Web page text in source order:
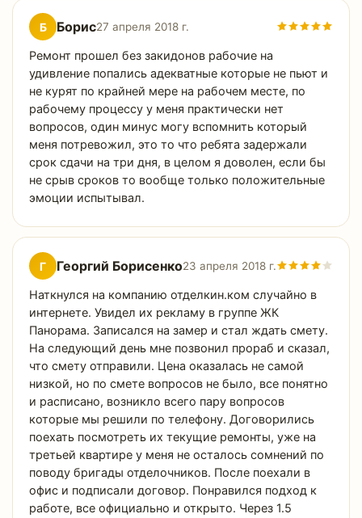
Б Борис27 апреля 2018 г.
Ремонт прошел без закидонов рабочие на
удивление попались адекватные которые не пьют и
не курят по крайней мере на рабочем месте, по
рабочему процессу у меня практически нет
вопросов, один минус могу вспомнить который
меня потревожил, это то что ребята задержали
срок сдачи на три дня, в целом я доволен, если бы
не срыв сроков то вообще только положительные
эмоции испытывал.
Г Георгий Борисенко23 апреля 2018 г.
Наткнулся на компанию отделкин.ком случайно в
интернете. Увидел их рекламу в группе ЖК
Панорама. Записался на замер и стал ждать смету.
На следующий день мне позвонил прораб и сказал,
что смету отправили. Цена оказалась не самой
низкой, но по смете вопросов не было, все понятно
и расписано, возникло всего пару вопросов
которые мы решили по телефону. Договорились
поехать посмотреть их текущие ремонты, уже на
третьей квартире у меня не осталось сомнений по
поводу бригады отделочников. После поехали в
офис и подписали договор. Понравился подход к
работе, все официально и открыто. Через 1.5